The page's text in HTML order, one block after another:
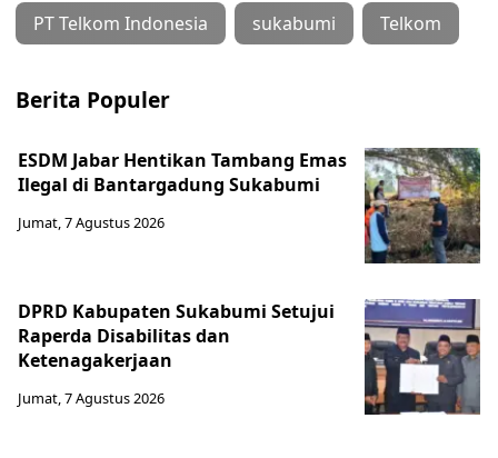
PT Telkom Indonesia sukabumi Telkom
Berita Populer
ESDM Jabar Hentikan Tambang Emas
Ilegal di Bantargadung Sukabumi
Jumat, 7 Agustus 2026
DPRD Kabupaten Sukabumi Setujui
Raperda Disabilitas dan
Ketenagakerjaan
Jumat, 7 Agustus 2026